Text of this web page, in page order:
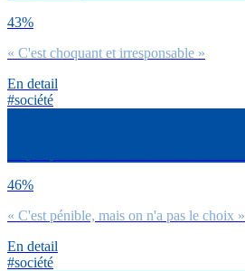
43%
« C'est choquant et irresponsable »
En detail
#société
46%
« C'est pénible, mais on n'a pas le choix »
En detail
#société